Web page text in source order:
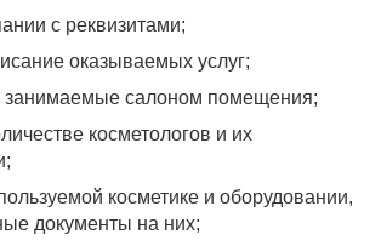
с реквизитами;
оказываемых услуг;
занимаемые салоном помещения;
косметологов и их
косметике и оборудовании,
документы на них;